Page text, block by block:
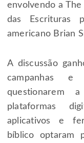
envolvendo a The
das Escrituras
americano Brian
A discussão
campanhas e
questionarem
plataformas
aplicativos e
bíblico optaram